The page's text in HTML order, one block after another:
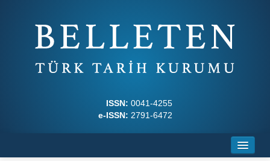
ISSN: 0041-4255
e-ISSN: 2791-6472